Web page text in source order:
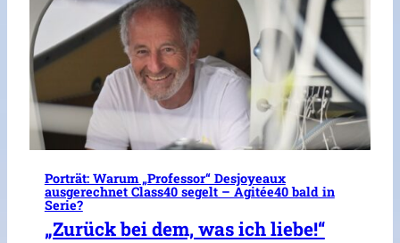
Porträt: Warum „Professor“ Desjoyeaux
ausgerechnet Class40 segelt – Agitée40 bald in
Serie?
„Zurück bei dem, was ich liebe!“